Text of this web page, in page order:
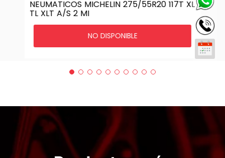
NEUMATICOS MICHELIN 275/55R20 117T XL
TL XLT A/S 2 MI
NO DISPONIBLE